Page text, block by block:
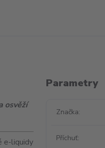
osvěží
e-liquidy
Parametry
Značka
Příchuť